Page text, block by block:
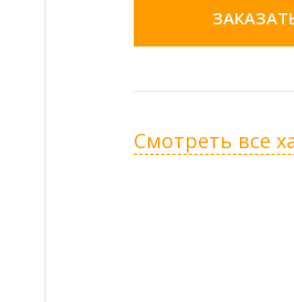
Смотреть все